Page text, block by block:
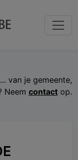
van je gemeente,
Neem contactop.